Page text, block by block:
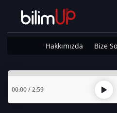
Hakkımızda Bize
00:00/2:59